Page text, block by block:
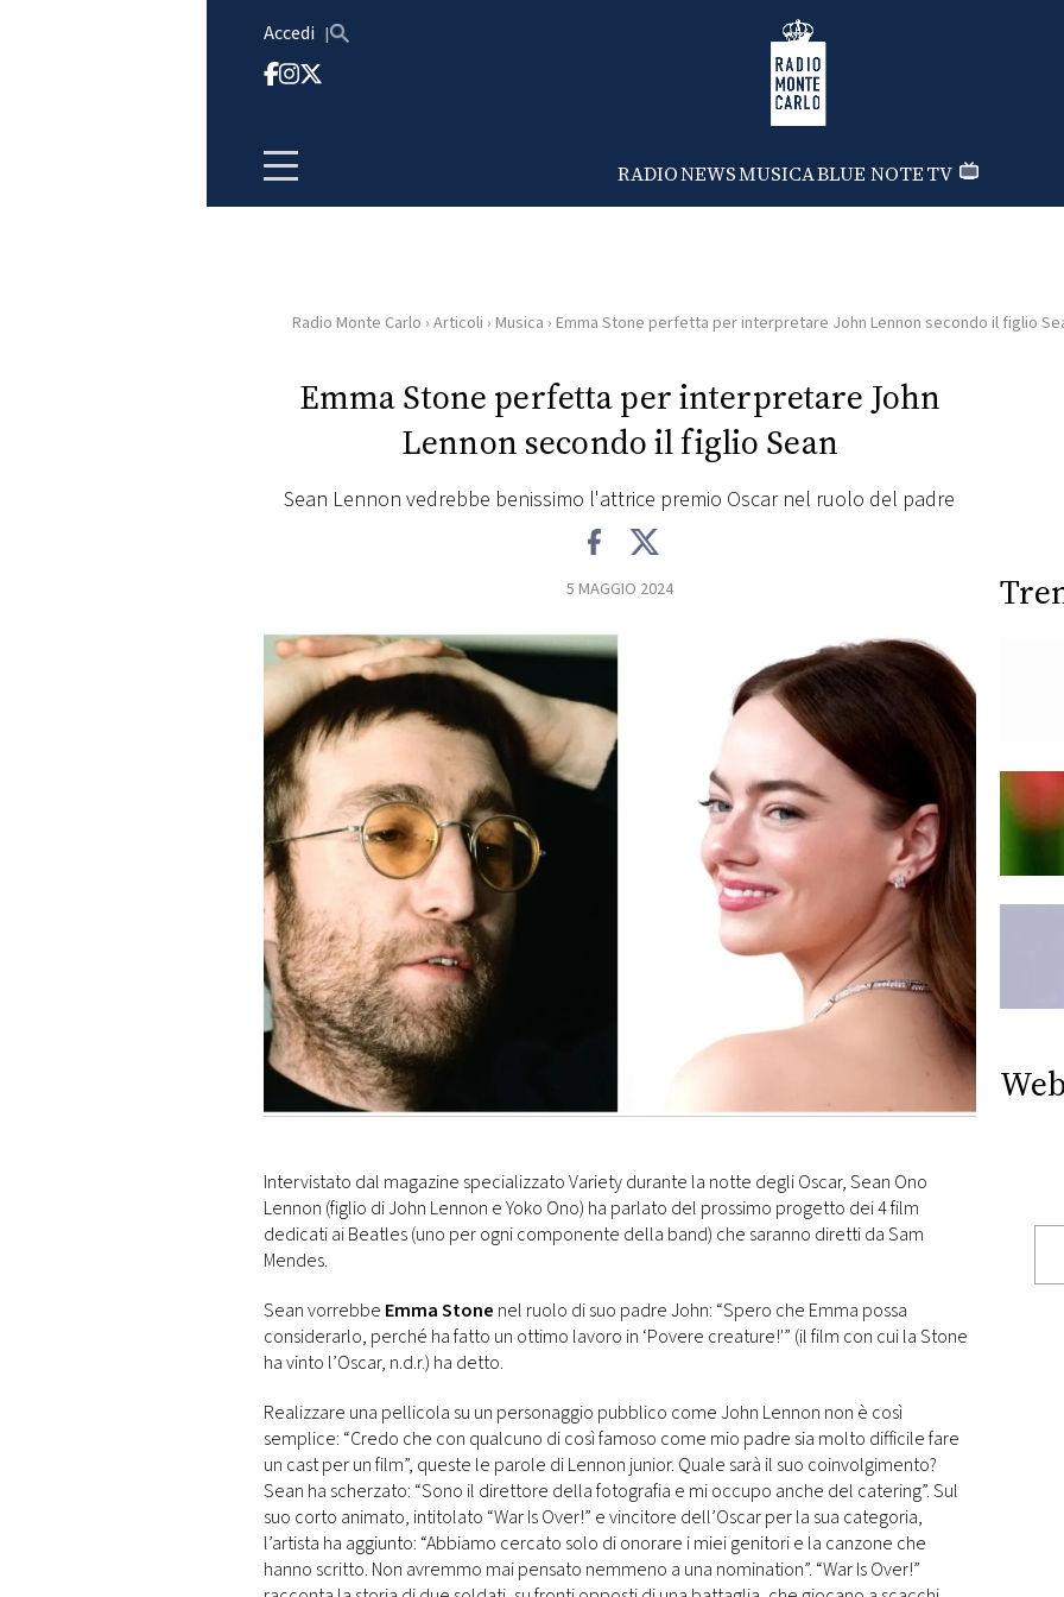
Accedi Radio Monte Carlo
RADIONEWSMUSICABLUE NOTETV
HOME
RADIO
RADIO
NEWS
FOTO
CONCORSI
EVENTI
VIDEO
TV
PRINCIPATO
MONACO
RMC
CONSIGLIA
Radio Monte Carlo › Articoli › Musica › Emma Stone perfetta per interpretare John Lennon secondo il figlio
Emma Stone perfetta per interpretare John
Lennon secondo il figlio Sean
Sean Lennon vedrebbe benissimo l'attrice premio Oscar nel ruolo del padre
5 MAGGIO 2024
Intervistato dal magazine specializzato Variety durante la notte degli Oscar, Sean Ono
Lennon (figlio di John Lennon e Yoko Ono) ha parlato del prossimo progetto dei 4 film
dedicati ai Beatles (uno per ogni componente della band) che saranno diretti da Sam
Mendes.
Sean vorrebbe Emma Stone nel ruolo di suo padre John: “Spero che Emma possa
considerarlo, perché ha fatto un ottimo lavoro in ‘Povere creature!'” (il film con cui la Stone
ha vinto l’Oscar, n.d.r.) ha detto.
Realizzare una pellicola su un personaggio pubblico come John Lennon non è così
semplice: “Credo che con qualcuno di così famoso come mio padre sia molto difficile fare
un cast per un film”, queste le parole di Lennon junior. Quale sarà il suo coinvolgimento?
Sean ha scherzato: “Sono il direttore della fotografia e mi occupo anche del catering”. Sul
suo corto animato, intitolato “War Is Over!” e vincitore dell’Oscar per la sua categoria,
l’artista ha aggiunto: “Abbiamo cercato solo di onorare i miei genitori e la canzone che
hanno scritto. Non avremmo mai pensato nemmeno a una nomination”. “War Is Over!”